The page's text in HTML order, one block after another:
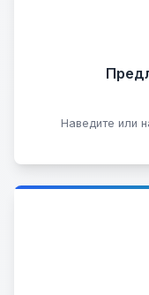
Наведите или